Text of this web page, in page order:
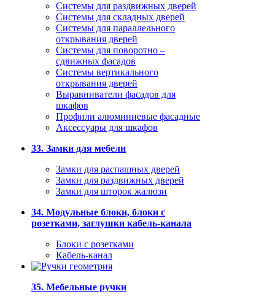
Системы для раздвижных дверей
Системы для складных дверей
Системы для параллельного
открывания дверей
Системы для поворотно –
сдвижных фасадов
Системы вертикального
открывания дверей
Выравниватели фасадов для
шкафов
Профили алюминиевые фасадные
Аксессуары для шкафов
33. Замки для мебели
Замки для распашных дверей
Замки для раздвижных дверей
Замки для шторок жалюзи
34. Модульные блоки, блоки с
розетками, заглушки кабель-канала
Блоки с розетками
Кабель-канал
35. Мебельные ручки